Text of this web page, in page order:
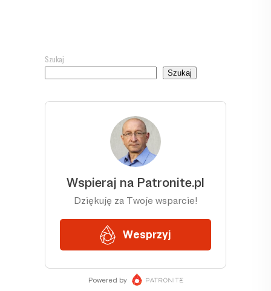
Szukaj
Szukaj